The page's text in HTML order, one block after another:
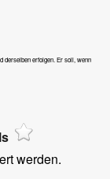
derselben erfolgen. Er soll, wenn
werden.